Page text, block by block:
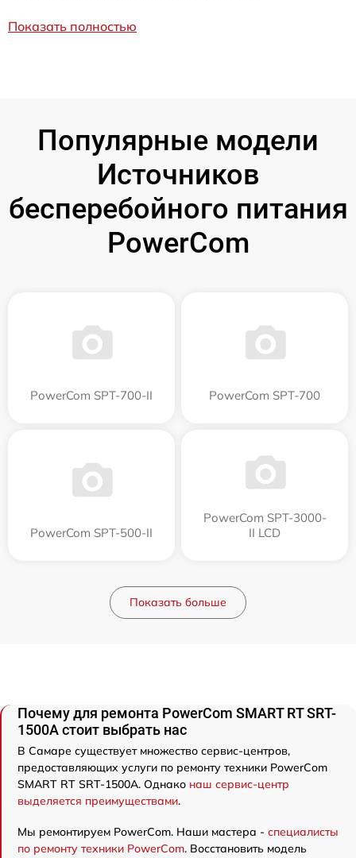
Показать полностью
Популярные модели
Источников
бесперебойного питания
PowerCom
PowerCom SPT-700-II PowerCom SPT-700
PowerCom SPT-500-II
PowerCom SPT-3000-
II LCD
Показать больше
Почему для ремонта PowerCom SMART RT SRT-
1500A стоит выбрать нас
В Самаре существует множество сервис-центров,
предоставляющих услуги по ремонту техники PowerCom
SMART RT SRT-1500A. Однако наш сервис-центр
выделяется преимуществами.
Мы ремонтируем PowerCom. Наши мастера - специалисты
по ремонту техники PowerCom. Восстановить модель